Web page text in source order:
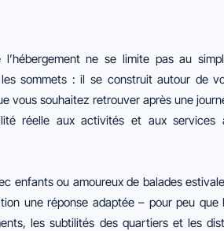
ne se limite pas au
sommets : il se construit autour de
vous souhaitez retrouver après une
réelle aux activités et aux
enfants ou amoureux de balades
une réponse adaptée – pour peu que
les subtilités des quartiers et les